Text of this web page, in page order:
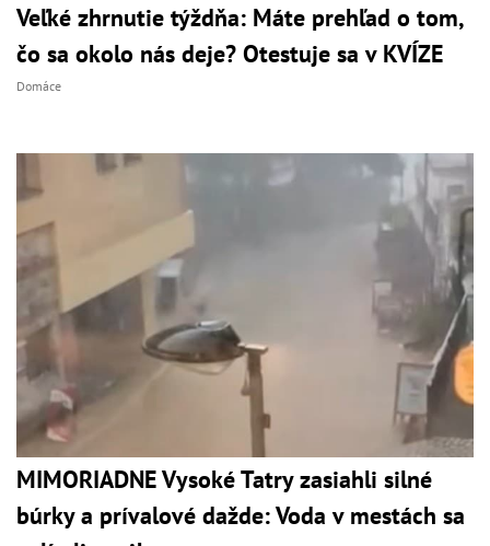
Veľké zhrnutie týždňa: Máte prehľad o tom,
čo sa okolo nás deje? Otestuje sa v KVÍZE
Domáce
MIMORIADNE Vysoké Tatry zasiahli silné
búrky a prívalové dažde: Voda v mestách sa